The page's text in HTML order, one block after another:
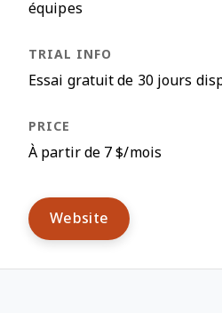
équipes
Essai gratuit de 30 jours
À partir de 7 $/mois
Website